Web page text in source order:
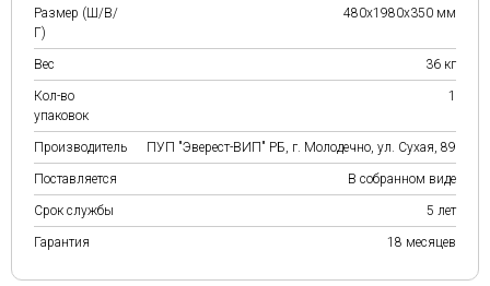
Размер (Ш/В/
Г)
480х1980х350 мм
Вес 36 кг
Кол-во
упаковок
1
Производитель ПУП "Эверест-ВИП" РБ, г. Молодечно, ул. Сухая, 89
Поставляется В собранном виде
Срок службы 5 лет
Гарантия 18 месяцев